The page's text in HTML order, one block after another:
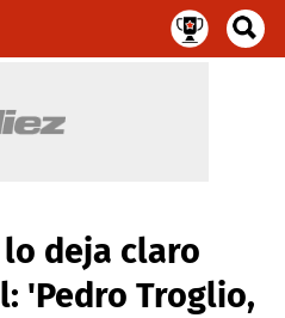
deja claro
'Pedro Troglio,